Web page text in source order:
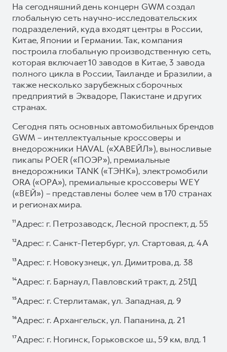
На сегодняшний день концерн GWM создал
глобальную сеть научно-исследовательских
подразделений, куда входят центры в России,
Китае, Японии и Германии. Так, компания
построила глобальную производственную сеть,
которая включает 10 заводов в Китае, 3 завода
полного цикла в России, Таиланде и Бразилии, а
также несколько зарубежных сборочных
предприятий в Эквадоре, Пакистане и других
странах.
Сегодня пять основных автомобильных брендов
GWM – интеллектуальные кроссоверы и
внедорожники HAVAL («ХАВЕЙЛ»), выносливые
пикапы POER («ПОЭР»), премиальные
внедорожники TANK («ТЭНК»), электромобили
ORA («ОРА»), премиальные кроссоверы WEY
(«ВЕЙ») – представлены более чем в 170 странах
и регионах мира.
¹¹Адрес: г. Петрозаводск, Лесной проспект, д. 55
¹²Адрес: г. Санкт-Петербург, ул. Стартовая, д. 4А
¹³Адрес: г. Новокузнецк, ул. Димитрова, д. 38
¹⁴Адрес: г. Барнаул, Павловский тракт, д. 251Д
¹⁵Адрес: г. Стерлитамак, ул. Западная, д. 9
¹⁶Адрес: г. Архангельск, ул. Папанина, д. 21
¹⁷Адрес: г. Ногинск, Горьковское ш., 59 км, влд. 1